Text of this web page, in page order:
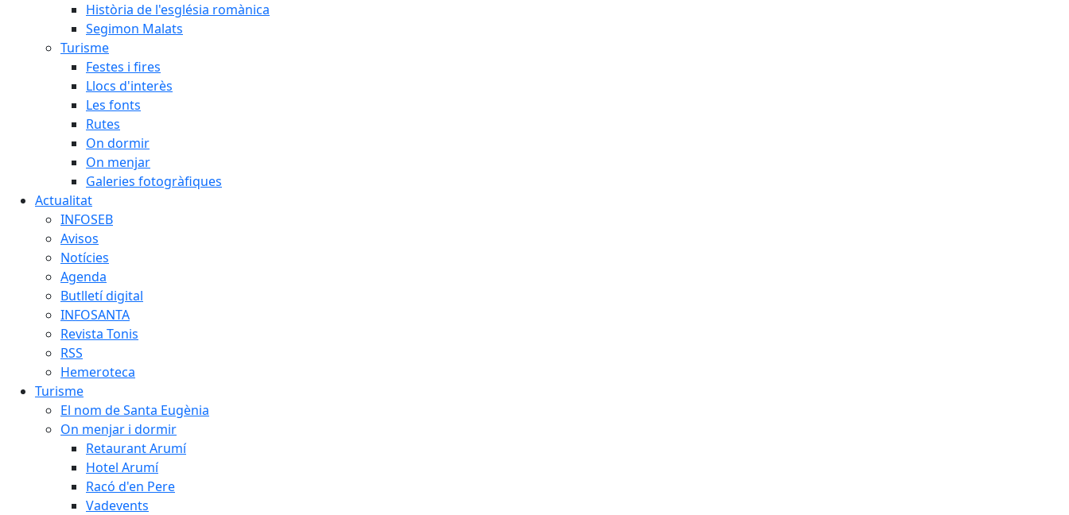
Història de l'església romànica
Segimon Malats
Turisme
Festes i fires
Llocs d'interès
Les fonts
Rutes
On dormir
On menjar
Galeries fotogràfiques
Actualitat
INFOSEB
Avisos
Notícies
Agenda
Butlletí digital
INFOSANTA
Revista Tonis
RSS
Hemeroteca
Turisme
El nom de Santa Eugènia
On menjar i dormir
Retaurant Arumí
Hotel Arumí
Racó d'en Pere
Vadevents